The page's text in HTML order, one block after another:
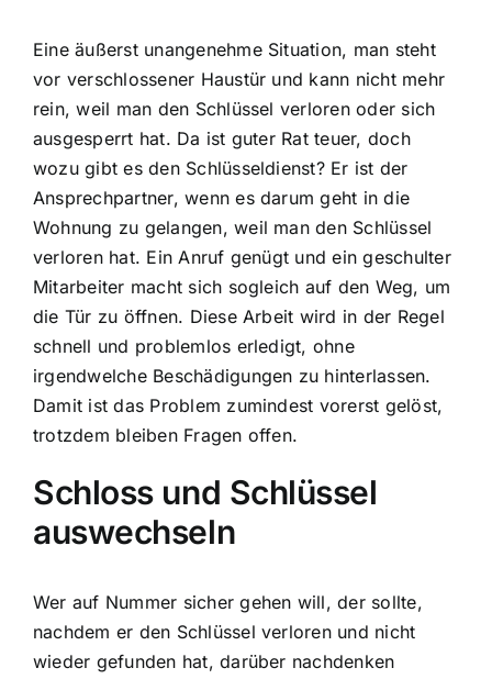
Eine äußerst unangenehme Situation, man steht
vor verschlossener Haustür und kann nicht mehr
rein, weil man den Schlüssel verloren oder sich
ausgesperrt hat. Da ist guter Rat teuer, doch
wozu gibt es den Schlüsseldienst? Er ist der
Ansprechpartner, wenn es darum geht in die
Wohnung zu gelangen, weil man den Schlüssel
verloren hat. Ein Anruf genügt und ein geschulter
Mitarbeiter macht sich sogleich auf den Weg, um
die Tür zu öffnen. Diese Arbeit wird in der Regel
schnell und problemlos erledigt, ohne
irgendwelche Beschädigungen zu hinterlassen.
Damit ist das Problem zumindest vorerst gelöst,
trotzdem bleiben Fragen offen.
Schloss und Schlüssel
auswechseln
Wer auf Nummer sicher gehen will, der sollte,
nachdem er den Schlüssel verloren und nicht
wieder gefunden hat, darüber nachdenken